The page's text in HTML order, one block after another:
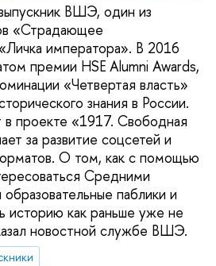
ВШЭ, один из
«Страдающее
императора». В 2016
премии HSE Alumni Awards,
«Четвертая власть»
знания в России.
в проекте «1917. Свободная
за развитие соцсетей и
О том, как с помощью
Средними
паблики и
историю как раньше уже не
новостной службе ВШЭ.